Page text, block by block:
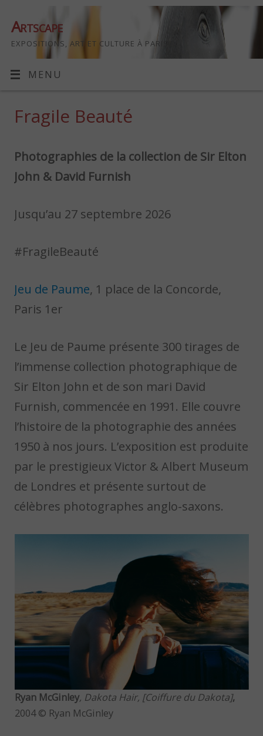
Artscape
EXPOSITIONS, ART ET CULTURE À PARIS
MENU
Fragile Beauté
Photographies de la collection de Sir Elton
John & David Furnish
Jusqu’au 27 septembre 2026
#FragileBeauté
Jeu de Paume, 1 place de la Concorde,
Paris 1er
Le Jeu de Paume présente 300 tirages de
l’immense collection photographique de
Sir Elton John et de son mari David
Furnish, commencée en 1991. Elle couvre
l’histoire de la photographie des années
1950 à nos jours. L’exposition est produite
par le prestigieux Victor & Albert Museum
de Londres et présente surtout de
célèbres photographes anglo-saxons.
Ryan McGinley, Dakota Hair, [Coiffure du Dakota],
2004 © Ryan McGinley